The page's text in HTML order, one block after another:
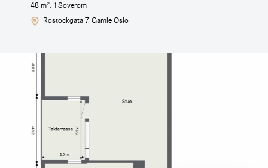
48 m2, 1 Soverom
Rostockgata 7, Gamle Oslo